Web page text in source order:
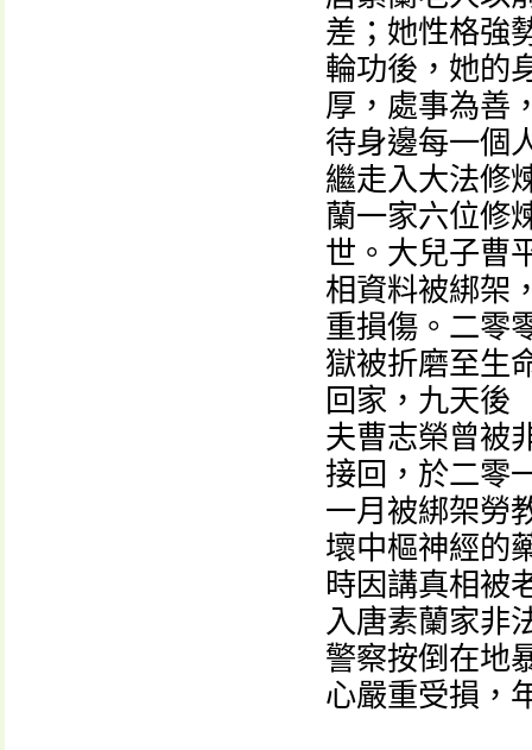
差；她性格強
輪功後，她的
厚，處事為善
待身邊每一個
繼走入大法修
蘭一家六位修
世。大兒子曹
相資料被綁架
重損傷。二零
獄被折磨至生
回家，九天後
夫曹志榮曾被
接回，於二零
一月被綁架勞
壞中樞神經的
時因講真相被
入唐素蘭家非
警察按倒在地
心嚴重受損，